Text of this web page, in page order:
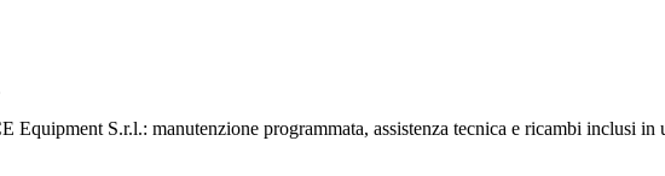
Equipment S.r.l.: manutenzione programmata, assistenza tecnica e ricambi inclusi